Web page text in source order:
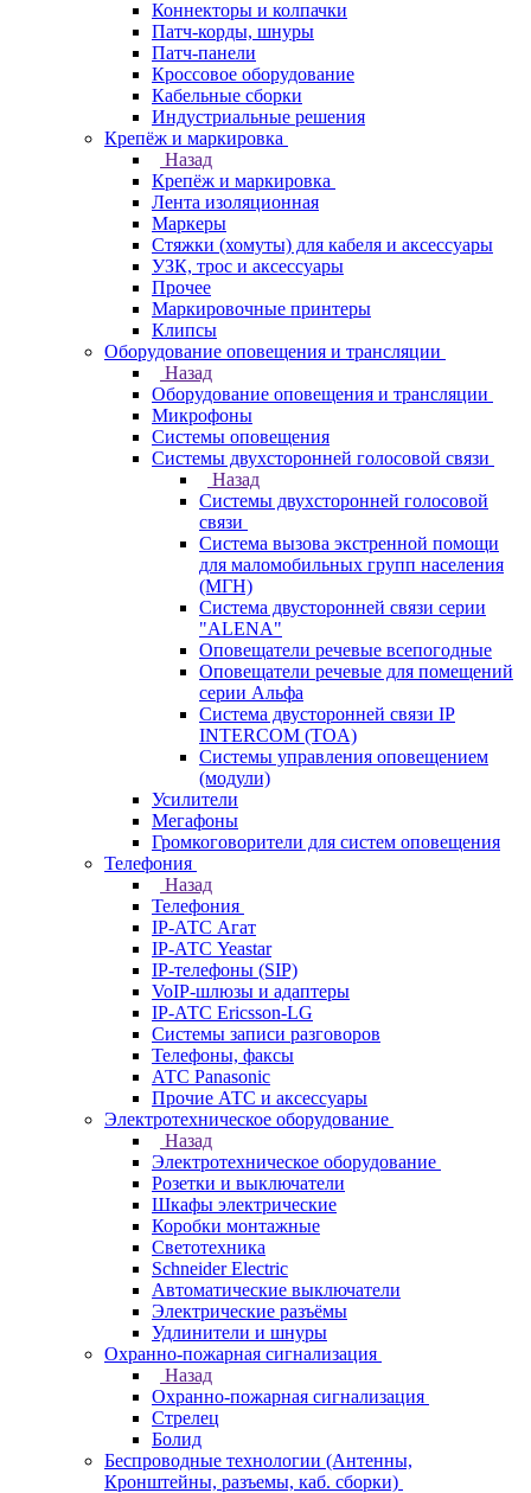
Коннекторы и колпачки
Патч-корды, шнуры
Патч-панели
Кроссовое оборудование
Кабельные сборки
Индустриальные решения
Крепёж и маркировка
Назад
Крепёж и маркировка
Лента изоляционная
Маркеры
Стяжки (хомуты) для кабеля и аксессуары
УЗК, трос и аксессуары
Прочее
Маркировочные принтеры
Клипсы
Оборудование оповещения и трансляции
Назад
Оборудование оповещения и трансляции
Микрофоны
Системы оповещения
Системы двухсторонней голосовой связи
Назад
Системы двухсторонней голосовой
связи
Система вызова экстренной помощи
для маломобильных групп населения
(МГН)
Система двусторонней связи серии
"ALENA"
Оповещатели речевые всепогодные
Оповещатели речевые для помещений
серии Альфа
Система двусторонней связи IP
INTERCOM (TOA)
Системы управления оповещением
(модули)
Усилители
Мегафоны
Громкоговорители для систем оповещения
Телефония
Назад
Телефония
IP-АТС Агат
IP-АТС Yeastar
IP-телефоны (SIP)
VoIP-шлюзы и адаптеры
IP-АТС Ericsson-LG
Системы записи разговоров
Телефоны, факсы
АТС Panasonic
Прочие АТС и аксессуары
Электротехническое оборудование
Назад
Электротехническое оборудование
Розетки и выключатели
Шкафы электрические
Коробки монтажные
Светотехника
Schneider Electric
Автоматические выключатели
Электрические разъёмы
Удлинители и шнуры
Охранно-пожарная сигнализация
Назад
Охранно-пожарная сигнализация
Стрелец
Болид
Беспроводные технологии (Антенны,
Кронштейны, разъемы, каб. сборки)